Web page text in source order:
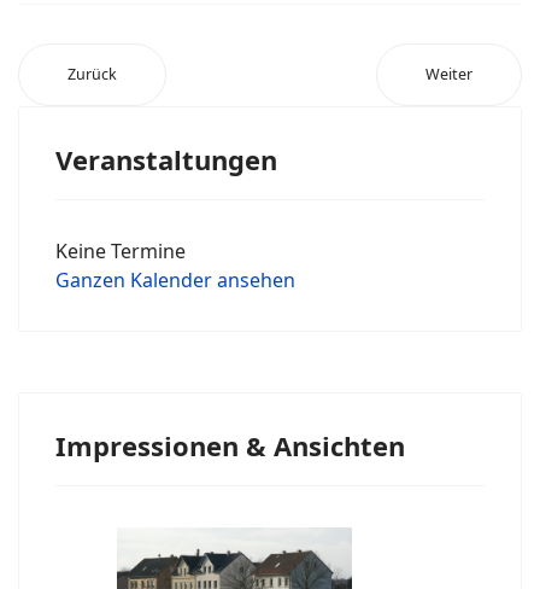
Zurück Weiter
Veranstaltungen
Keine Termine
Ganzen Kalender ansehen
Impressionen & Ansichten